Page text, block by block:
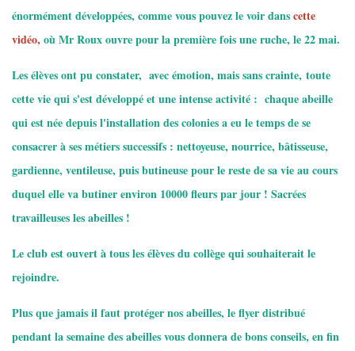
énormément développées, comme vous pouvez le voir danscette
vidéo, où Mr Roux ouvre pour la première fois une ruche, le 22 mai.
Les élèves ont pu constater, avec émotion, mais sans crainte, toute
cette vie qui s'est développé et une intense activité : chaque abeille
qui est née depuis l'installation des colonies a eu le temps de se
consacrer à ses métiers successifs : nettoyeuse, nourrice, bâtisseuse,
gardienne, ventileuse, puis butineuse pour le reste de sa vie au cours
duquel elle va butiner environ 10000 fleurs par jour ! Sacrées
travailleuses les abeilles !
Le club est ouvert à tous les élèves du collège qui souhaiterait le
rejoindre.
Plus que jamais il faut protéger nos abeilles, le flyer distribué
pendant la semaine des abeilles vous donnera de bons conseils, en fin